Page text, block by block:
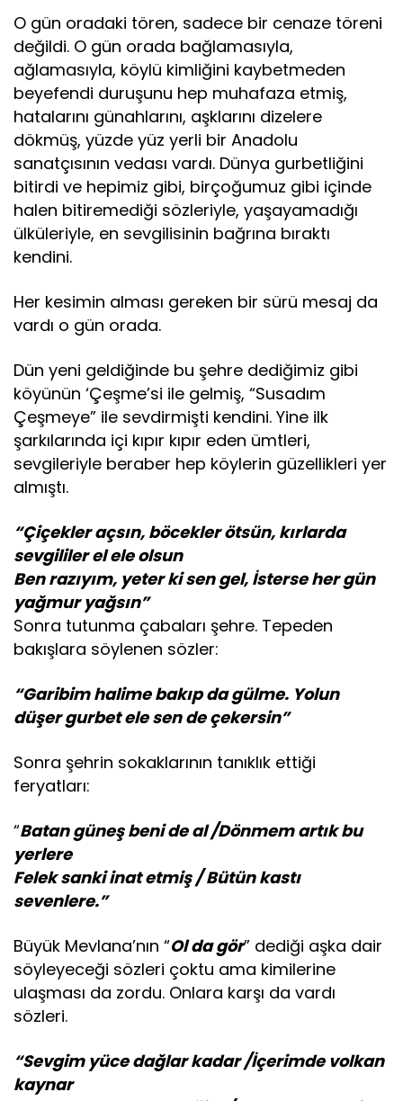
O gün oradaki tören, sadece bir cenaze töreni
değildi. O gün orada bağlamasıyla,
ağlamasıyla, köylü kimliğini kaybetmeden
beyefendi duruşunu hep muhafaza etmiş,
hatalarını günahlarını, aşklarını dizelere
dökmüş, yüzde yüz yerli bir Anadolu
sanatçısının vedası vardı. Dünya gurbetliğini
bitirdi ve hepimiz gibi, birçoğumuz gibi içinde
halen bitiremediği sözleriyle, yaşayamadığı
ülküleriyle, en sevgilisinin bağrına bıraktı
kendini.
Her kesimin alması gereken bir sürü mesaj da
vardı o gün orada.
Dün yeni geldiğinde bu şehre dediğimiz gibi
köyünün ‘Çeşme’si ile gelmiş, “Susadım
Çeşmeye” ile sevdirmişti kendini. Yine ilk
şarkılarında içi kıpır kıpır eden ümtleri,
sevgileriyle beraber hep köylerin güzellikleri yer
almıştı.
“Çiçekler açsın, böcekler ötsün, kırlarda
sevgililer el ele olsun
Ben razıyım, yeter ki sen gel, İsterse her gün
yağmur yağsın”
Sonra tutunma çabaları şehre. Tepeden
bakışlara söylenen sözler:
“Garibim halime bakıp da gülme. Yolun
düşer gurbet ele sen de çekersin”
Sonra şehrin sokaklarının tanıklık ettiği
feryatları:
“Batan güneş beni de al/Dönmem artık bu
yerlere
Felek sanki inat etmiş / Bütün kastı
sevenlere.”
Büyük Mevlana’nın “Ol da gör” dediği aşka dair
söyleyeceği sözleri çoktu ama kimilerine
ulaşması da zordu. Onlara karşı da vardı
sözleri.
“Sevgim yüce dağlar kadar/İçerimde volkan
kaynar